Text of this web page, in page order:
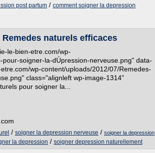
post partum / comment soigner la depression
naturels efficaces
le-bien-etre.com/wp-
soigner-la-dÚpression-nerveuse.png" data-
wp-content/uploads/2012/07/Remedes-
class="alignleft wp-image-1314"
pour soigner la...
/ soigner la depression nerveuse / soigner la depression
la depression / soigner depression naturellement